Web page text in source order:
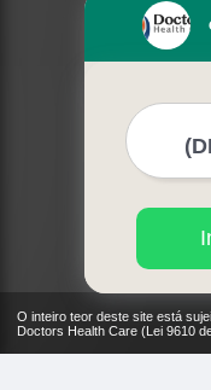
O inteiro teor deste site está
Doctors Health Care (Lei 9610